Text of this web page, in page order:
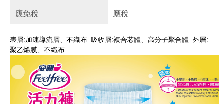
應免稅
應稅
表層:加速導流層、不織布 吸收層:複合芯體、高分子聚合體 外層:
聚乙烯膜、不織布